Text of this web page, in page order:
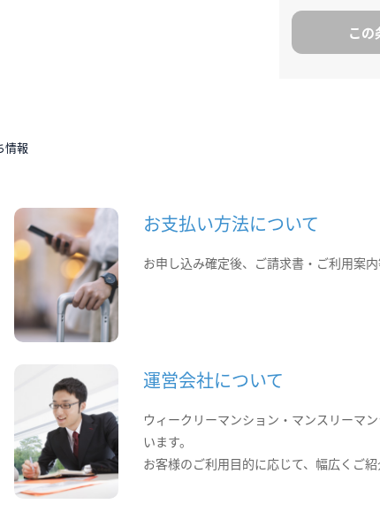
情報
お支払い方法について
お申し込み確定後、ご請求書・ご利用案内
運営会社について
ウィークリーマンション・マンスリーマ
います。
お客様のご利用目的に応じて、幅広くご紹